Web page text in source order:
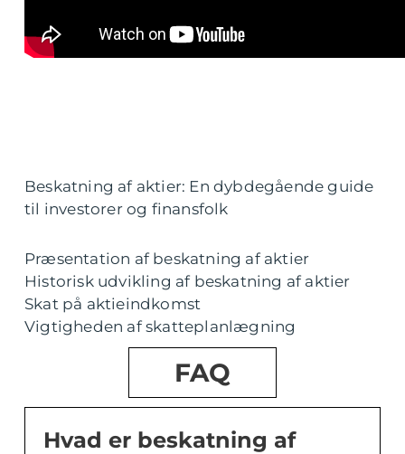
Beskatning af aktier: En dybdegående guide
til investorer og finansfolk
Præsentation af beskatning af aktier
Historisk udvikling af beskatning af aktier
Skat på aktieindkomst
Vigtigheden af skatteplanlægning
FAQ
Hvad er beskatning af